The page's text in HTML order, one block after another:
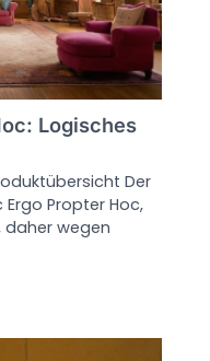
Logisches
Der
Propter Hoc,
wegen